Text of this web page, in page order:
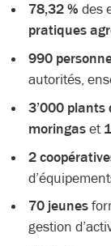
78,32 % des
pratiques
990
autorités,
3’000 plants
moringas et
2
70 jeunes
gestion